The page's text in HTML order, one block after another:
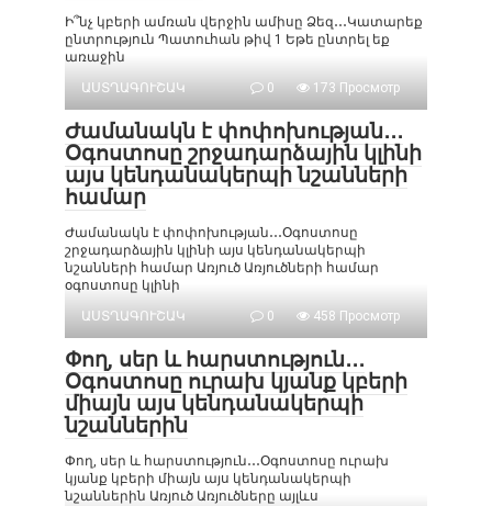
Ի՞նչ կբերի ամռան վերջին ամիսը Ձեզ․․․Կատարեք
ընտրություն Պատուհան թիվ 1 Եթե ընտրել եք
առաջին
ԱՍՏՂԱԳՈՒՇԱԿ
0 173 Просмотр
Ժամանակն է փոփոխության․․․
Օգոստոսը շրջադարձային կլինի
այս կենդանակերպի նշանների
համար
Ժամանակն է փոփոխության․․․Օգոստոսը
շրջադարձային կլինի այս կենդանակերպի
նշանների համար Առյուծ Առյուծների համար
օգոստոսը կլինի
ԱՍՏՂԱԳՈՒՇԱԿ
0 458 Просмотр
Փող, սեր և հարստություն․․․
Օգոստոսը ուրախ կյանք կբերի
միայն այս կենդանակերպի
նշաններին
Փող, սեր և հարստություն․․․Օգոստոսը ուրախ
կյանք կբերի միայն այս կենդանակերպի
նշաններին Առյուծ Առյուծները այլևս